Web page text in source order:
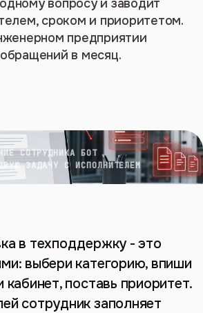
вопросу и заводит
сроком и приоритетом.
предприятии
в месяц.
СОТРУДНИКА БОТ
ЗАДАЧУ С ИСПОЛНИТЕЛЕМ
в техподдержку - это
выбери категорию, впиши
кабинет, поставь приоритет.
сотрудник заполняет